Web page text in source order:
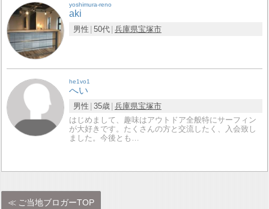
yoshimura-reno
aki
男性 50代 兵庫県宝塚市
he1vo1
へい
男性 35歳 兵庫県宝塚市
はじめまして、趣味はアウトドア全般特にサーフィン
が大好きです。たくさんの方と交流したく、入会致し
ました。今後とも…
ご当地ブロガーTOP